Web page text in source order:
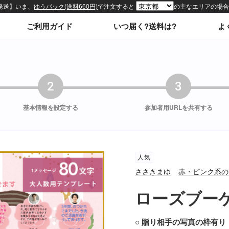
ご利用ガイド いつ届く?送料は? よ
2
基本情報を設定する
3
参加者用URLを共有する
人気
ささきまゆ 赤・ピンク系
ローズブー
○ 贈り相手の写真の枠有り